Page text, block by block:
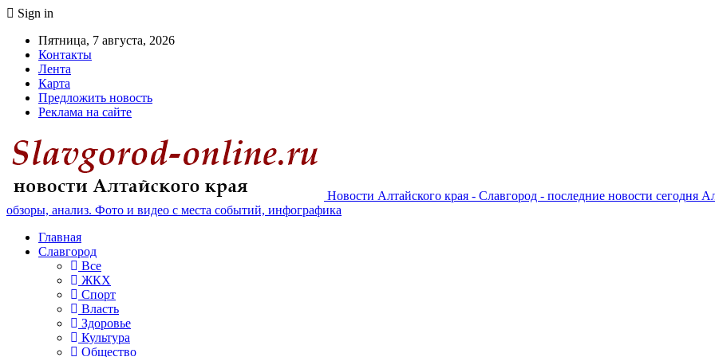
Sign in
Пятница, 7 августа, 2026
Контакты
Лента
Карта
Предложить новость
Реклама на сайте
Новости Алтайского края - Славгород - последние новости сегодня
обзоры, анализ. Фото и видео с места событий, инфографика
Главная
Славгород
Все
ЖКХ
Спорт
Власть
Здоровье
Культура
Общество